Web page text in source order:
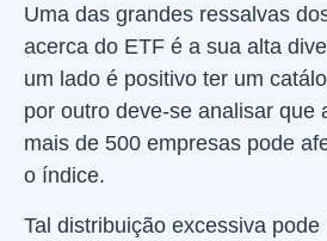
Uma das grandes ressalvas
acerca do ETF é a sua alta
um lado é positivo ter um
por outro deve-se analisar que
mais de 500 empresas pode
o índice.
Tal distribuição excessiva